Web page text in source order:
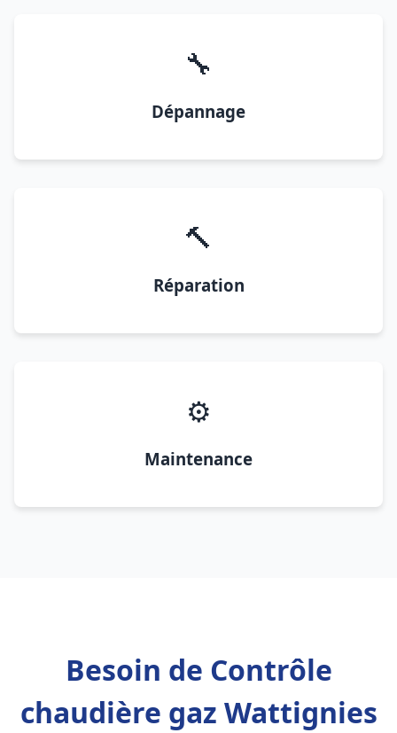
🔧
Dépannage
🔨
Réparation
⚙️
Maintenance
Besoin de Contrôle
chaudière gaz Wattignies